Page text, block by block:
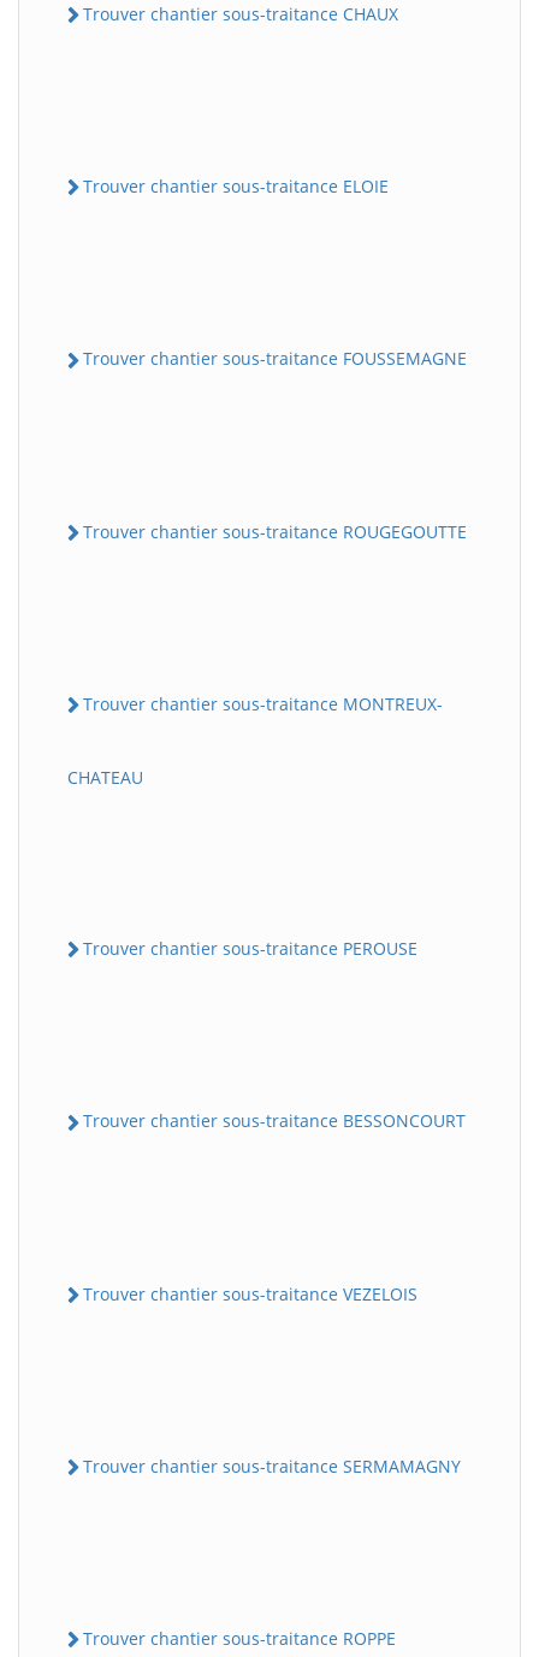
Trouver chantier sous-traitance CHAUX
Trouver chantier sous-traitance ELOIE
Trouver chantier sous-traitance FOUSSEMAGNE
Trouver chantier sous-traitance ROUGEGOUTTE
Trouver chantier sous-traitance MONTREUX-
CHATEAU
Trouver chantier sous-traitance PEROUSE
Trouver chantier sous-traitance BESSONCOURT
Trouver chantier sous-traitance VEZELOIS
Trouver chantier sous-traitance SERMAMAGNY
Trouver chantier sous-traitance ROPPE